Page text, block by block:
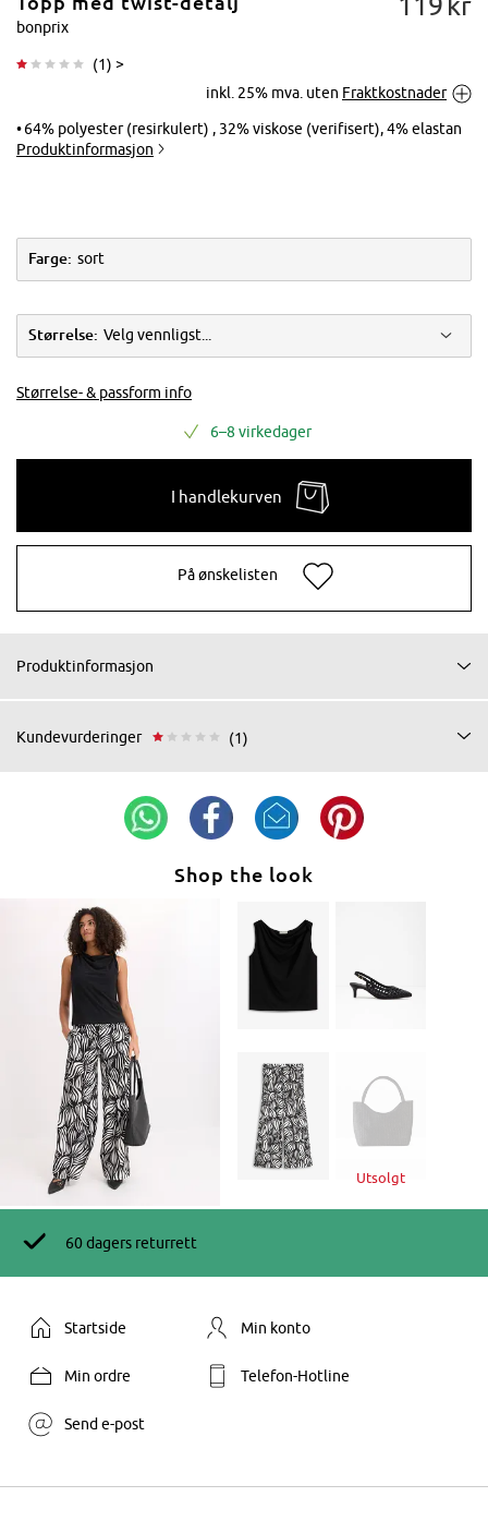
Trykk for å
forstørre
bonprix
(1) >
inkl. 25% mva. uten Fraktkostnader
64% polyester (resirkulert) , 32% viskose (verifisert), 4% elastan
Produktinformasjon
Farge: sort
Størrelse: Velg vennligst...
Størrelse- & passform info
6–8 virkedager
I handlekurven
På ønskelisten
Produktinformasjon
Kundevurderinger (1)
Shop the look
Utsolgt
60 dagers returrett
Startside Min konto
Min ordre Telefon-Hotline
Send e-post